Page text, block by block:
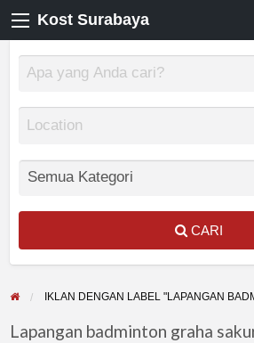
Kost Surabaya
CARI
IKLAN DENGAN LABEL "LAPANGAN
Lapangan badminton graha